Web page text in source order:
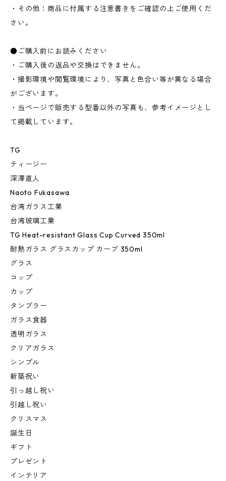
・その他：商品に付属する注意書きをご確認の上ご使用くだ
さい。
●ご購入前にお読みください
・ご購入後の返品や交換はできません。
・撮影環境や閲覧環境により、写真と色合い等が異なる場合
がございます。
・当ページで販売する型番以外の写真も、参考イメージとし
て掲載しています。
TG
ティージー
深澤直人
Naoto Fukasawa
台湾ガラス工業
台湾玻璃工業
TG Heat-resistant Glass Cup Curved 350ml
耐熱ガラス グラスカップ カーブ 350ml
グラス
コップ
カップ
タンブラー
ガラス食器
透明ガラス
クリアガラス
シンプル
新築祝い
引っ越し祝い
引越し祝い
クリスマス
誕生日
ギフト
プレゼント
インテリア